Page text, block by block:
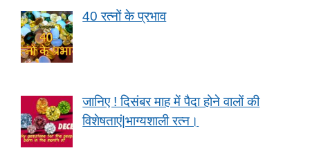
40 रत्नों के प्रभाव
जानिए ! दिसंबर माह में पैदा होने वालों की
विशेषताएं|भाग्यशाली रत्न।